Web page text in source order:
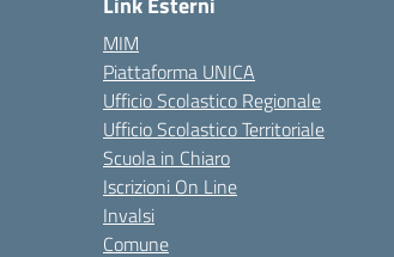
MIM
Piattaforma UNICA
Ufficio Scolastico Regionale
Ufficio Scolastico Territoriale
Scuola in Chiaro
Iscrizioni On Line
Invalsi
Comune